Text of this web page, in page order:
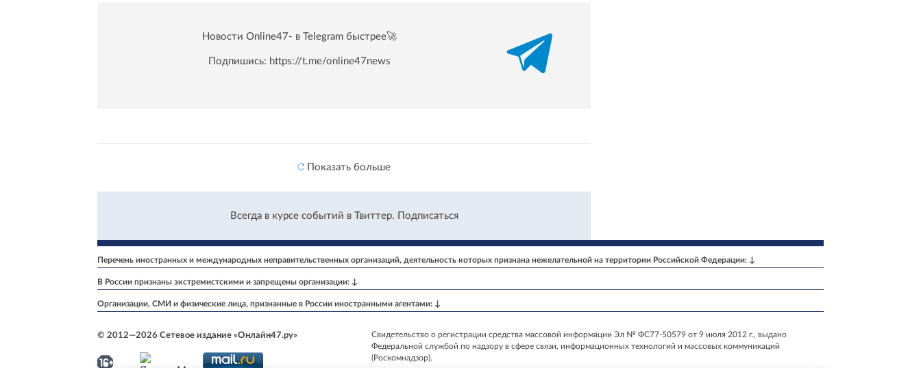
Новости Online47- в Telegram быстрее🚀
Подпишись: https://t.me/online47news
Показать больше
Всегда в курсе событий в Твиттер. Подписаться
Перечень иностранных и международных неправительственных организаций, деятельность которых признана нежелательной на территории Российской Федерации: ↓
В России признаны экстремистскими и запрещены организации: ↓
Организации, СМИ и физические лица, признанные в России иностранными агентами: ↓
Свидетельство о регистрации средства массовой информации Эл № ФС77-50579 от 9 июля 2012 г., выдано
Федеральной службой по надзору в сфере связи, информационных технологий и массовых коммуникаций
(Роскомнадзор).
© 2012—2026 Сетевое издание «Онлайн47.ру»